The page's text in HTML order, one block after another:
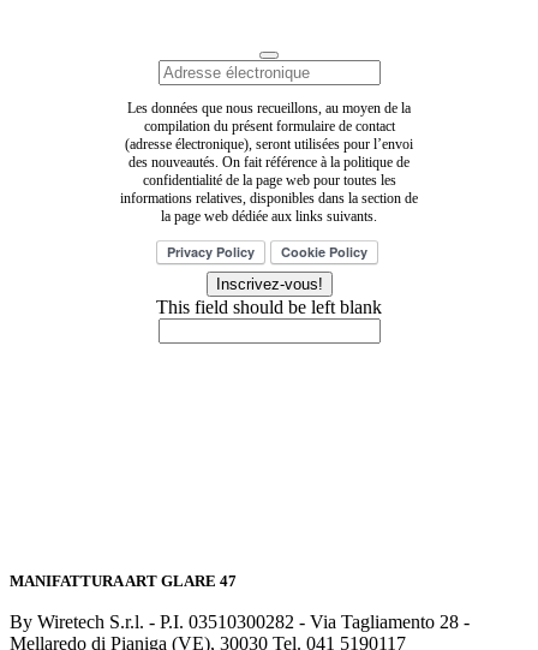
Les données que nous recueillons, au moyen de la
compilation du présent formulaire de contact
(adresse électronique), seront utilisées pour l’envoi
des nouveautés. On fait référence à la politique de
confidentialité de la page web pour toutes les
informations relatives, disponibles dans la section de
la page web dédiée aux links suivants.
Inscrivez-vous!
This field should be left blank
MANIFATTURA ART GLARE 47
By Wiretech S.r.l. - P.I. 03510300282 - Via Tagliamento 28 -
Mellaredo di Pianiga (VE), 30030 Tel. 041 5190117